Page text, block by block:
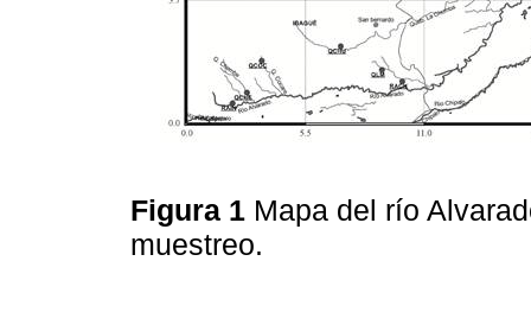
Figura 1 Mapa del río
muestreo.